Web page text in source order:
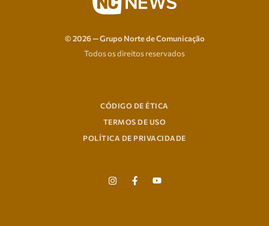
© 2026 — Grupo Norte de Comunicação
Todos os direitos reservados
CÓDIGO DE ÉTICA
TERMOS DE USO
POLÍTICA DE PRIVACIDADE